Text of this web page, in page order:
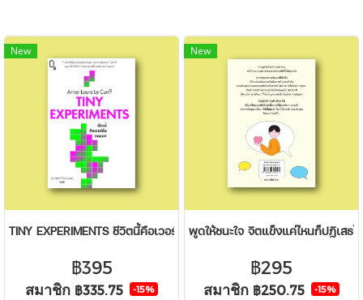
New
TINY EXPERIMENTS ชีวิตนี้คือเวอร์ชั่นทดลอง
฿395
สมาชิก ฿335.75 -15%
New
พูดให้ชนะใจ จิตแข็งแค่ไหนก็ปฏิเสธไ
฿295
สมาชิก ฿250.75 -15%